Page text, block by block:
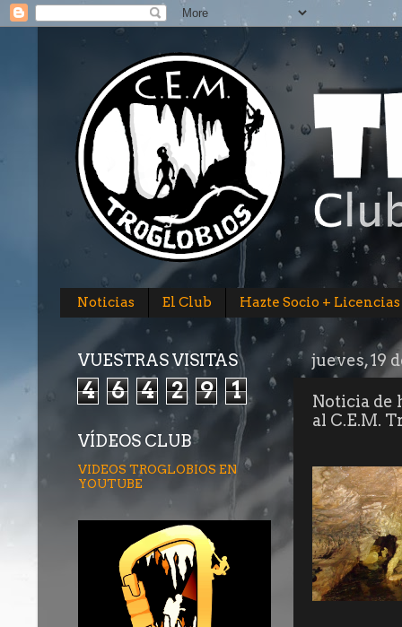
Noticias El Club Hazte Socio +
jueves, 19
Noticia de
al C.E.M.
VUESTRAS VISITAS
4 6 4 2 9 1
VÍDEOS CLUB
VIDEOS TROGLOBIOS EN
YOUTUBE